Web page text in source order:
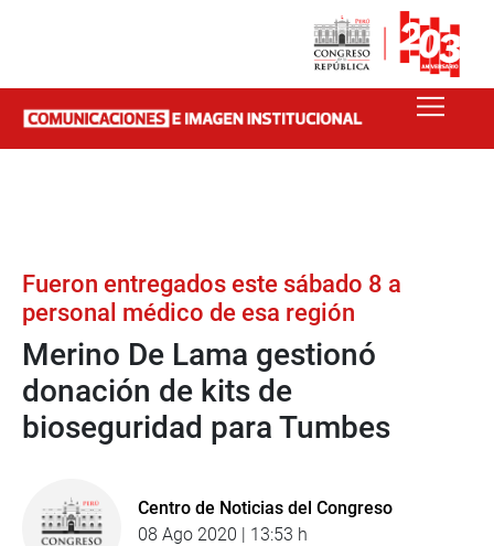
Fueron entregados este sábado 8 a
personal médico de esa región
Merino De Lama gestionó
donación de kits de
bioseguridad para Tumbes
Centro de Noticias del Congreso
08 Ago 2020 | 13:53 h